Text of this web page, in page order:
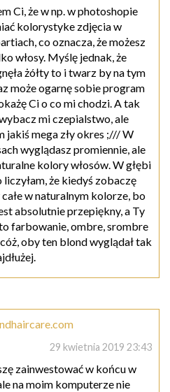
Ci, że w np. w photoshopie
kolorystyke zdjęcia w
co oznacza, że możesz
włosy. Myślę jednak, że
żółty to i twarz by na tym
może ogarnę sobie program
Ci o co mi chodzi. A tak
mi czepialstwo, ale
jakiś mega zły okres ;/// W
wyglądasz promiennie, ale
kolory włosów. W głębi
że kiedyś zobaczę
w naturalnym kolorze, bo
absolutnie przepiękny, a Ty
farbowanie, ombre, srombre
oby ten blond wyglądał tak
29 kwietnia 2019 23:43
zainwestować w końcu w
na moim komputerze nie